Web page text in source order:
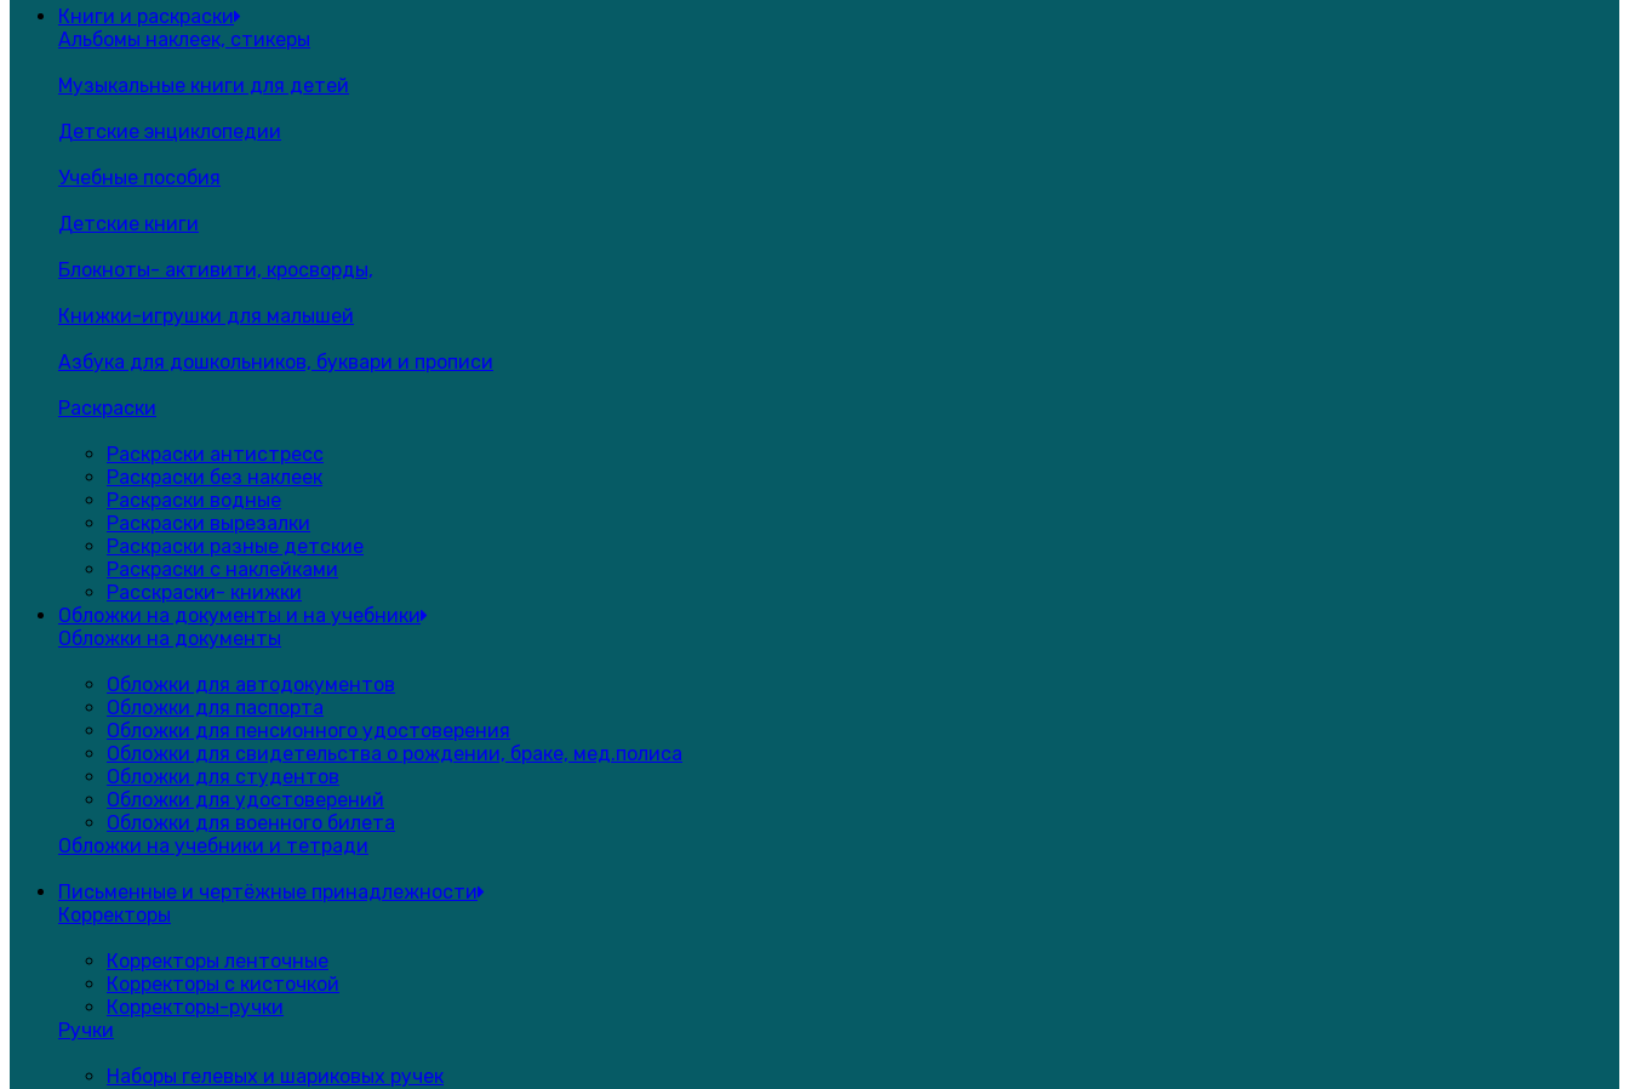
Книги и раскраски
Альбомы наклеек, стикеры
Музыкальные книги для детей
Детские энциклопедии
Учебные пособия
Детские книги
Блокноты- активити, кросворды,
Книжки-игрушки для малышей
Азбука для дошкольников, буквари и прописи
Раскраски
Раскраски антистресс
Раскраски без наклеек
Раскраски водные
Раскраски вырезалки
Раскраски разные детские
Раскраски с наклейками
Расскраски- книжки
Обложки на документы и на учебники
Обложки на документы
Обложки для автодокументов
Обложки для паспорта
Обложки для пенсионного удостоверения
Обложки для свидетельства о рождении, браке, мед.полиса
Обложки для студентов
Обложки для удостоверений
Обложки для военного билета
Обложки на учебники и тетради
Письменные и чертёжные принадлежности
Корректоры
Корректоры ленточные
Корректоры с кисточкой
Корректоры-ручки
Ручки
Наборы гелевых и шариковых ручек